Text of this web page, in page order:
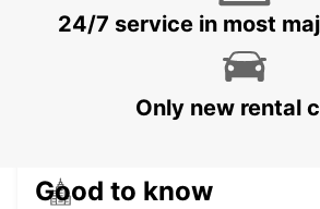
OWEN ROBERTS
GEORGETOWN - CAYMAN ISLANDS
24/7 service in most
Only new rental
Good to know